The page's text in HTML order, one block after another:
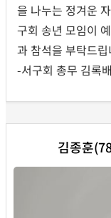
을 나누는 정겨운
구회 송년 모임이
과 참석을 부탁드립
-서구회 총무 김록
김종훈